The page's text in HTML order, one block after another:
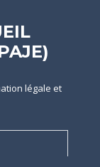
légale et